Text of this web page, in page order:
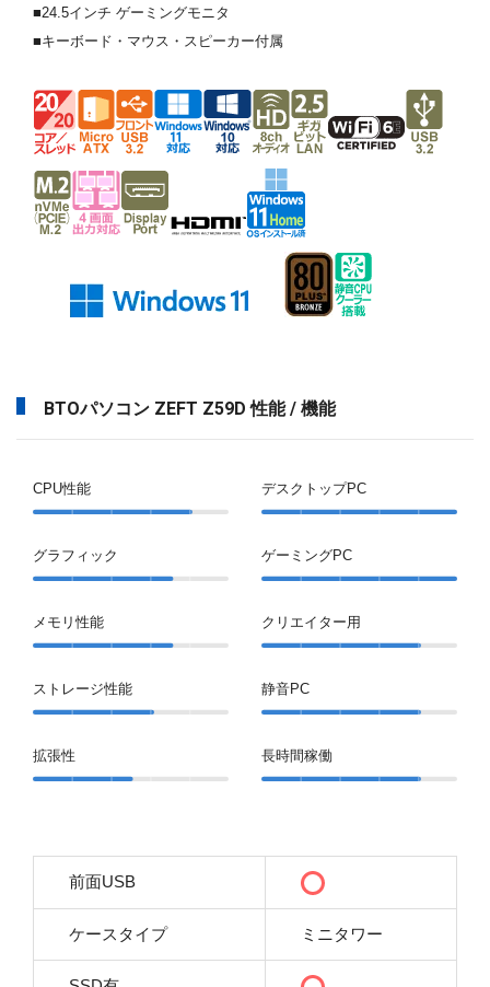
■24.5インチ ゲーミングモニタ
■キーボード・マウス・スピーカー付属
BTOパソコン ZEFT Z59D 性能 / 機能
CPU性能
グラフィック
メモリ性能
ストレージ性能
拡張性
デスクトップPC
ゲーミングPC
クリエイター用
静音PC
長時間稼働
前面USB
ケースタイプ ミニタワー